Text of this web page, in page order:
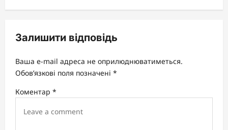
a
i
a
i
Залишити відповідь
Ваша e-mail адреса не оприлюднюватиметься.
Обов’язкові поля позначені *
Коментар *